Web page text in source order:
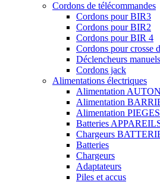
Cordons de télécommandes
Cordons pour BIR3
Cordons pour BIR2
Cordons pour BIR 4
Cordons pour crosse
Déclencheurs
Cordons jack
Alimentations électriques
Alimentation
Alimentation
Alimentation
Batteries
Chargeurs
Batteries
Chargeurs
Adaptateurs
Piles et accus